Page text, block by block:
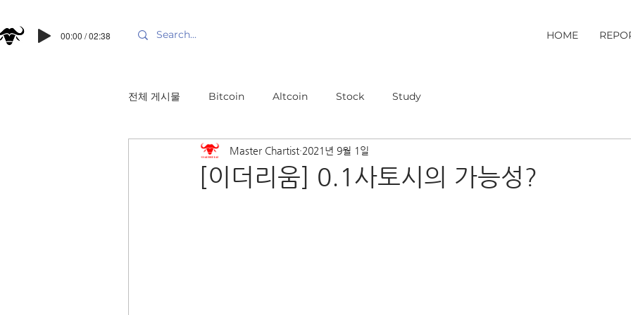
HOME
00:00 / 02:38
전체 게시물 Bitcoin Altcoin Stock Study
[이더리움] 0.1사토시의 가능성?
Master Chartist 2021년 9월 1일